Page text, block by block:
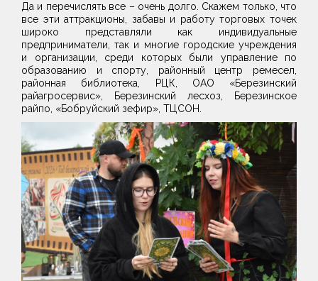
Да и перечислять все – очень долго. Скажем только, что
все эти аттракционы, забавы и работу торговых точек
широко представляли как индивидуальные
предприниматели, так и многие городские учреждения
и организации, среди которых были управление по
образованию и спорту, районный центр ремесел,
районная библиотека, РЦК, ОАО «Березинский
райагросервис», Березинский лесхоз, Березинское
райпо, «Бобруйский зефир», ТЦСОН.